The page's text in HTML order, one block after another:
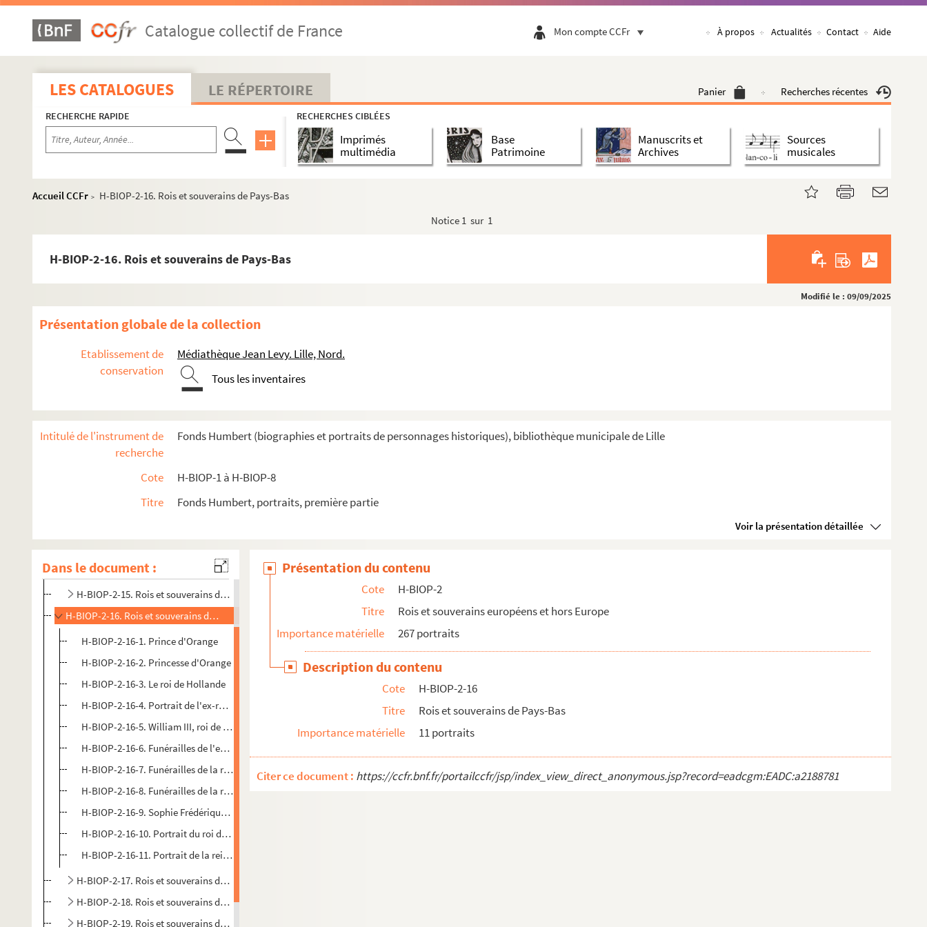
Catalogue collectif de France Mon compte CCFr À propos Actualités Contact Aide
LES CATALOGUES LE RÉPERTOIRE Panier Recherches récentes
RECHERCHE RAPIDE RECHERCHES CIBLÉES
Imprimés
multimédia
Base
Patrimoine
Manuscrits et
Archives
Sources
musicales
Accueil CCFr >
H-BIOP-2-16. Rois et souverains de Pays-Bas
Notice 1 sur 1
H-BIOP-2-16. Rois et souverains de Pays-Bas
Modifié le : 09/09/2025
Présentation globale de la collection
Etablissement de
conservation
Médiathèque Jean Levy. Lille, Nord.
Tous les inventaires
Intitulé de l'instrument de
recherche
Fonds Humbert (biographies et portraits de personnages historiques), bibliothèque municipale de Lille
Cote
H-BIOP-1 à H-BIOP-8
Titre
Fonds Humbert, portraits, première partie
Voir la présentation détaillée
Dans le document :
H-BIOP-1. Rois et souverains européens
H-BIOP-2-13. Rois et souverains de Monaco
H-BIOP-2-14. Rois et souverains de Montenegro
H-BIOP-2-15. Rois et souverains de Naples
H-BIOP-2-16. Rois et souverains de Pays-Bas
H-BIOP-2-16-1. Prince d'Orange
H-BIOP-2-16-2. Princesse d'Orange
H-BIOP-2-16-3. Le roi de Hollande
H-BIOP-2-16-4. Portrait de l'ex-roi de Hollande
H-BIOP-2-16-5. William III, roi de Hollande
H-BIOP-2-16-6. Funérailles de l'ex-roi de Hollande
H-BIOP-2-16-7. Funérailles de la reine de Hollande
H-BIOP-2-16-8. Funérailles de la reine de Hollande
H-BIOP-2-16-9. Sophie Frédérique Mathilde, reine de Hollande
H-BIOP-2-16-10. Portrait du roi de Hollande
H-BIOP-2-16-11. Portrait de la reine de Hollande
H-BIOP-2-17. Rois et souverains de Pologne
H-BIOP-2-18. Rois et souverains de Portugal
H-BIOP-2-19. Rois et souverains de Prusse
Présentation du contenu
Cote
H-BIOP-2
Titre
Rois et souverains européens et hors Europe
Importance matérielle
267 portraits
Description du contenu
Cote
H-BIOP-2-16
Titre
Rois et souverains de Pays-Bas
Importance matérielle
11 portraits
Citer ce document : https://ccfr.bnf.fr/portailccfr/jsp/index_view_direct_anonymous.jsp?record=eadcgm:EADC:a2188781